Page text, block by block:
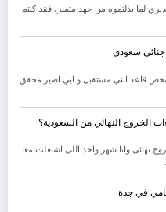
لما بذلتموه من جهد متميز، فقد كنتم
سعودي
شخص قاعد ابني مستقبل و ابي اصير محقق
الخروج النهائي من السعودية؟
وانا شهر واحد اللى اشتغلت معا
في جدة